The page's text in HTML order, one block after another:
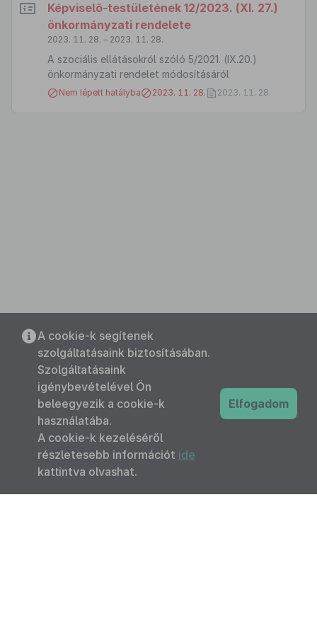
Képviselő-testületének 12/2023. (XI. 27.)
önkormányzati rendelete
2023. 11. 28. – 2023. 11. 28.
A szociális ellátásokról szóló 5/2021. (IX.20.)
önkormányzati rendelet módosításáról
Nem lépett hatályba 2023. 11. 28. 2023. 11. 28.
A cookie-k segítenek
szolgáltatásaink biztosításában.
Szolgáltatásaink
igénybevételével Ön
beleegyezik a cookie-k
használatába.
A cookie-k kezeléséről
részletesebb információt ide
kattintva olvashat.
Elfogadom